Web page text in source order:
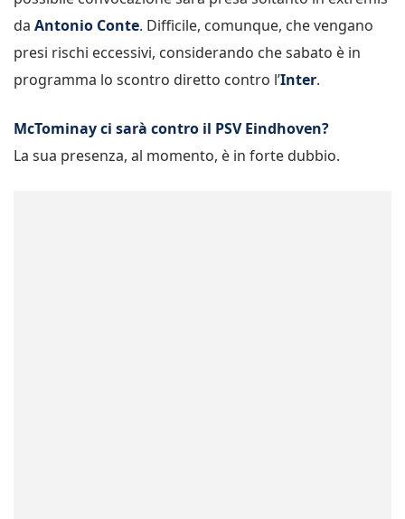
da Antonio Conte. Difficile, comunque, che vengano
presi rischi eccessivi, considerando che sabato è in
programma lo scontro diretto contro l’Inter.
McTominay ci sarà contro il PSV Eindhoven?
La sua presenza, al momento, è in forte dubbio.